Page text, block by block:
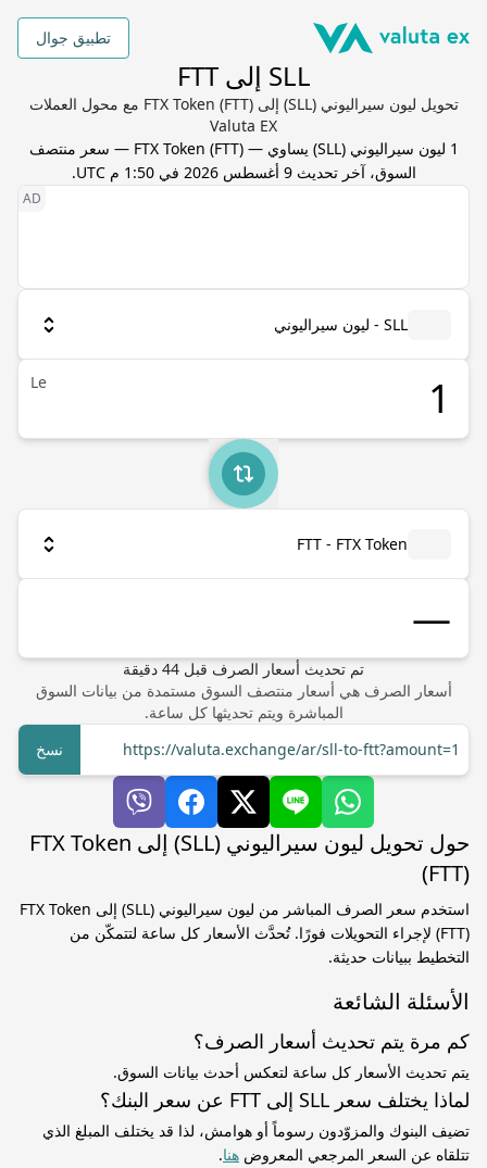
تطبيق جوال
SLL إلى FTT
تحويل ليون سيراليوني (SLL) إلى FTX Token (FTT) مع محول العملات
Valuta EX
1 ليون سيراليوني (
SLL) يساوي—
FTX Token (FTT
) — سعر منتصف
السوق، آخر تحديث9 أغسطس 2026 في 1:50 م UTC .
SLL - ليون سيراليوني
Le
FTT - FTX Token
تم تحديث أسعار الصرف قبل 44 دقيقة
أسعار الصرف هي أسعار منتصف السوق مستمدة من بيانات السوق
المباشرة ويتم تحديثها كل ساعة.
https://valuta.exchange/ar/sll-to-ftt?amount=1
نسخ
حول تحويل ليون سيراليوني (SLL) إلى FTX Token
(FTT)
استخدم سعر الصرف المباشر من ليون سيراليوني (SLL) إلى FTX Token
(FTT) لإجراء التحويلات فورًا. تُحدَّث الأسعار كل ساعة لتتمكّن من
التخطيط ببيانات حديثة.
الأسئلة الشائعة
كم مرة يتم تحديث أسعار الصرف؟
يتم تحديث الأسعار كل ساعة لتعكس أحدث بيانات السوق.
لماذا يختلف سعر SLL إلى FTT عن سعر البنك؟
تضيف البنوك والمزوّدون رسوماً أو هوامش، لذا قد يختلف المبلغ الذي
تتلقاه عن السعر المرجعي المعروض هنا.